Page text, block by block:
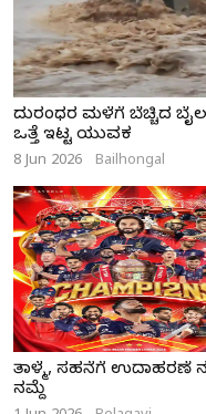
ದುರಂಧರ ಮಳೆಗೆ ಬೆಚ್ಚಿದ
ಒತ್ತೆ ಇಟ್ಟ ಯುವಕ
8 Jun 2026 Bailhongal
ತಾಳ್ಮೆ, ಸಹನೆಗೆ ಉದಾಹರಣೆ
ನಮ್ದೆ